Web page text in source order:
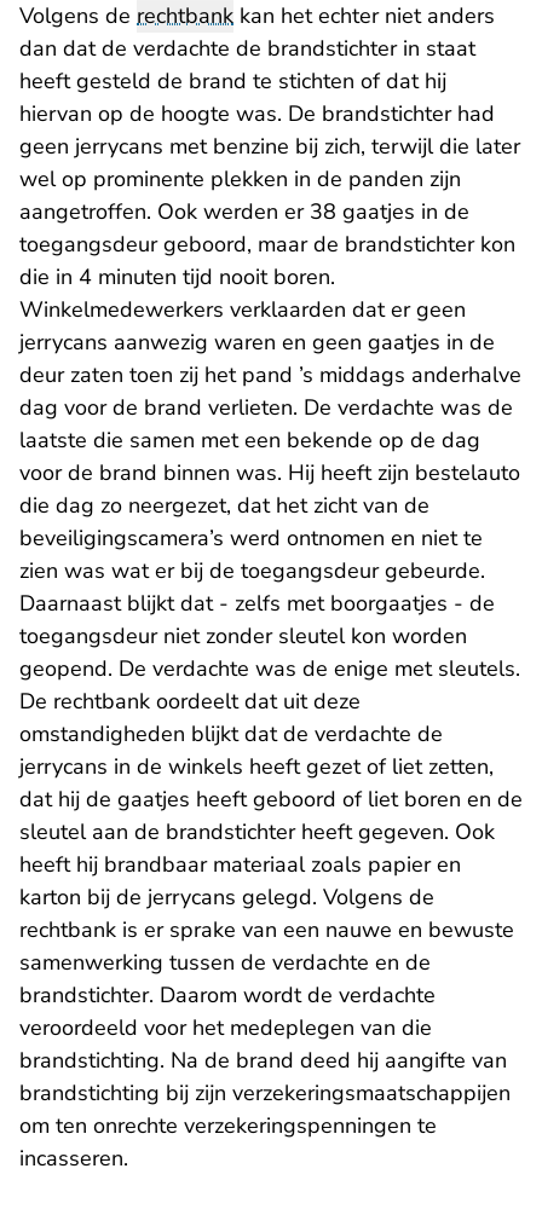
Volgens de rechtbank kan het echter niet anders
dan dat de verdachte de brandstichter in staat
heeft gesteld de brand te stichten of dat hij
hiervan op de hoogte was. De brandstichter had
geen jerrycans met benzine bij zich, terwijl die later
wel op prominente plekken in de panden zijn
aangetroffen. Ook werden er 38 gaatjes in de
toegangsdeur geboord, maar de brandstichter kon
die in 4 minuten tijd nooit boren.
Winkelmedewerkers verklaarden dat er geen
jerrycans aanwezig waren en geen gaatjes in de
deur zaten toen zij het pand ’s middags anderhalve
dag voor de brand verlieten. De verdachte was de
laatste die samen met een bekende op de dag
voor de brand binnen was. Hij heeft zijn bestelauto
die dag zo neergezet, dat het zicht van de
beveiligingscamera’s werd ontnomen en niet te
zien was wat er bij de toegangsdeur gebeurde.
Daarnaast blijkt dat - zelfs met boorgaatjes - de
toegangsdeur niet zonder sleutel kon worden
geopend. De verdachte was de enige met sleutels.
De rechtbank oordeelt dat uit deze
omstandigheden blijkt dat de verdachte de
jerrycans in de winkels heeft gezet of liet zetten,
dat hij de gaatjes heeft geboord of liet boren en de
sleutel aan de brandstichter heeft gegeven. Ook
heeft hij brandbaar materiaal zoals papier en
karton bij de jerrycans gelegd. Volgens de
rechtbank is er sprake van een nauwe en bewuste
samenwerking tussen de verdachte en de
brandstichter. Daarom wordt de verdachte
veroordeeld voor het medeplegen van die
brandstichting. Na de brand deed hij aangifte van
brandstichting bij zijn verzekeringsmaatschappijen
om ten onrechte verzekeringspenningen te
incasseren.